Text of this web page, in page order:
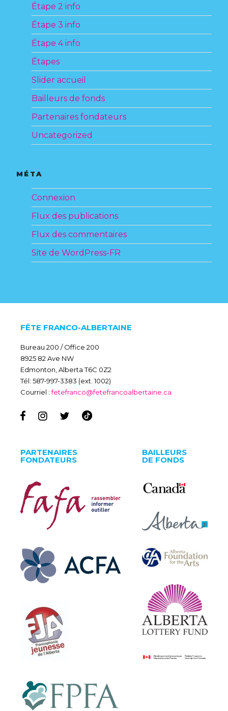
Étape 2 info
Étape 3 info
Étape 4 info
Étapes
Slider accueil
Bailleurs de fonds
Partenaires fondateurs
Uncategorized
MÉTA
Connexion
Flux des publications
Flux des commentaires
Site de WordPress-FR
FÊTE FRANCO-ALBERTAINE
Bureau 200 / Office 200
8925 82 Ave NW
Edmonton, Alberta T6C 0Z2
Tél: 587-997-3383 (ext. 1002)
Courriel :fetefranco@fetefrancoalbertaine.ca
PARTENAIRES
FONDATEURS
BAILLEURS
DE FONDS